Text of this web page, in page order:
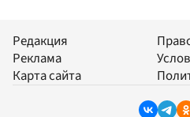
Редакция
Реклама
Карта сайта